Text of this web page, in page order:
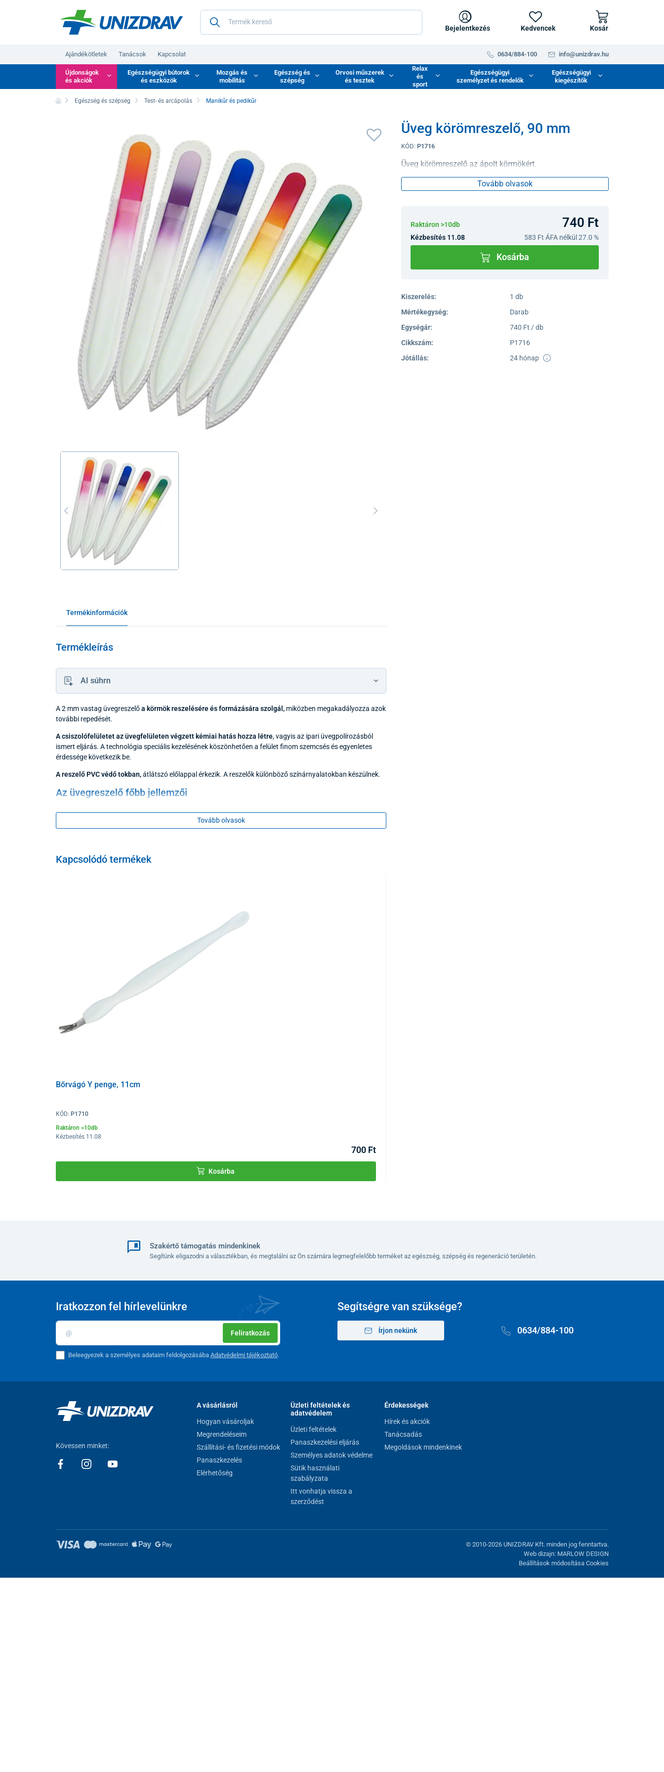
Bejelentkezés Kedvencek Kosár
Ajándékötletek Tanácsok Kapcsolat 0634/884-100 info@unizdrav.hu
Újdonságok
és akciók
Egészségügyi bútorok
és eszközök
Mozgás és
mobilitás
Egészség és
szépség
Orvosi műszerek
és tesztek
Relax
és
sport
Egészségügyi
személyzet és rendelők
Egészségügyi
kiegészítők
Egészség és szépség Test- és arcápolás Manikűr és pedikűr
Üveg körömreszelő, 90 mm
KÓD: P1716
Üveg körömreszelő az ápolt körmökért.
Tovább olvasok
Raktáron >10db 740 Ft
Kézbesítés 11.08 583 Ft ÁFA nélkül 27.0 %
Kosárba
Kiszerelés:
1 db
Mértékegység:
Darab
Egységár:
740 Ft / db
Cikkszám:
P1716
Jótállás:
24 hónap
Termékinformációk
Termékleírás
AI súhrn
A 2 mm vastag üvegreszelőa körmök reszelésére és formázására szolgál,miközben megakadályozza azok
további repedését.
A csiszolófelületet az üvegfelületen végzett kémiai hatás hozza létre, vagyis az ipari üvegpolírozásból
ismert eljárás. A technológia speciális kezelésének köszönhetően a felület finom szemcsés és egyenletes
érdessége következik be.
A reszelő PVC védő tokban,átlátszó előlappal érkezik. A reszelők különböző színárnyalatokban készülnek.
Az üvegreszelő főbb jellemzői
Élettartam,
Biztonság,
Tovább olvasok
Kapcsolódó termékek
Bőrvágó Y penge, 11cm
KÓD: P1710
Raktáron >10db
Kézbesítés 11.08
700 Ft
Kosárba
Szakértő támogatás mindenkinek
Segítünk eligazodni a választékban, és megtalálni az Ön számára legmegfelelőbb terméket az egészség, szépség és regeneráció területén.
Segítségre van szüksége?
Írjon nekünk 0634/884-100
Iratkozzon fel hírlevelünkre
Feliratkozás
Beleegyezek a személyes adataim feldolgozásába Adatvédelmi tájékoztató.
Kövessen minket:
A vásárlásról
Hogyan vásároljak
Megrendeléseim
Szállítási- és fizetési módok
Panaszkezelés
Elérhetőség
Üzleti feltételek és
adatvédelem
Üzleti feltételek
Panaszkezelési eljárás
Személyes adatok védelme
Sütik használati
szabályzata
Itt vonhatja vissza a
szerződést
Érdekességek
Hírek és akciók
Tanácsadás
Megoldások mindenkinek
© 2010-2026 UNIZDRAV Kft. minden jog fenntartva.
Web dizajn: MARLOW DESIGN
Beállítások módosítása Cookies